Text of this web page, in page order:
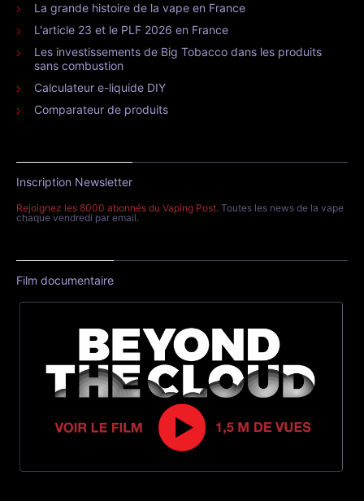
La grande histoire de la vape en France
L'article 23 et le PLF 2026 en France
Les investissements de Big Tobacco dans les produits
sans combustion
Calculateur e-liquide DIY
Comparateur de produits
Inscription Newsletter
Rejoignez les 8000 abonnés du Vaping Post. Toutes les news de la vape
chaque vendredi par email.
Film documentaire